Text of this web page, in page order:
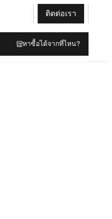
ติดต่อเรา
หาซื้อได้จากที่ไหน?